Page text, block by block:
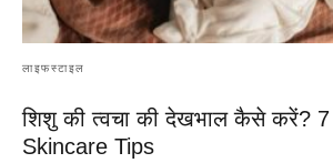
लाइफस्टाइल
शिशु की त्वचा की देखभाल कैसे करें?
Skincare Tips